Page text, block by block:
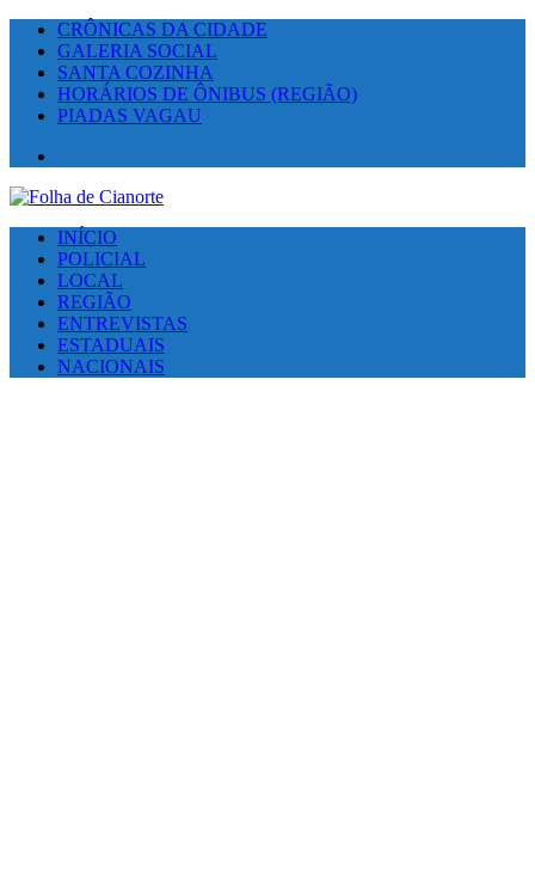
CRÔNICAS DA CIDADE
GALERIA SOCIAL
SANTA COZINHA
HORÁRIOS DE ÔNIBUS (REGIÃO)
PIADAS VAGAU
INÍCIO
POLICIAL
LOCAL
REGIÃO
ENTREVISTAS
ESTADUAIS
NACIONAIS